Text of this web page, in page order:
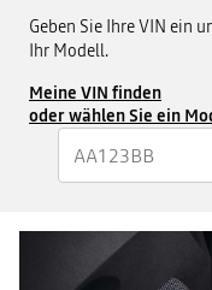
Geben Sie Ihre VIN ein
Ihr Modell.
Meine VIN finden
oder wählen Sie ein